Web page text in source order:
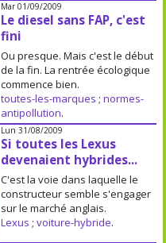
Mar 01/09/2009
Le diesel sans FAP, c'est
fini
Ou presque. Mais c'est le début
de la fin. La rentrée écologique
commence bien.
toutes-les-marques ; normes-
antipollution.
Lun 31/08/2009
Si toutes les Lexus
devenaient hybrides...
C'est la voie dans laquelle le
constructeur semble s'engager
sur le marché anglais.
Lexus ; voiture-hybride.